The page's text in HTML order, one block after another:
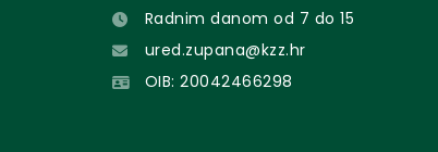
Radnim danom od 7 do 15
ured.zupana@kzz.hr
OIB: 20042466298